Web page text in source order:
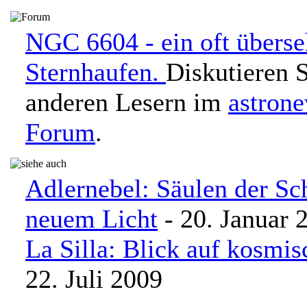
NGC 6604 - ein oft
Sternhaufen. Diskutieren
anderen Lesern im
Forum.
Adlernebel: Säulen der
neuem Licht - 20. Januar
La Silla: Blick auf
22. Juli 2009